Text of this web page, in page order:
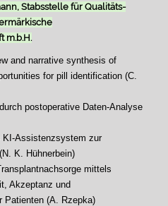
Stabsstelle für Qualitäts-
m.b.H.
and narrative synthesis of
for pill identification (C.
postoperative Daten-Analyse
KI-Assistenzsystem zur
K. Hühnerbein)
mittels
Akzeptanz und
Patienten (A. Rzepka)